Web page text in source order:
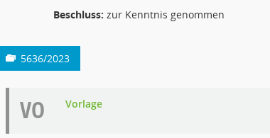
Beschluss: zur Kenntnis genommen
5636/2023
VO Vorlage